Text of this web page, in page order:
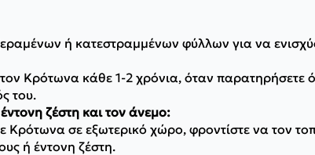
ή κατεστραμμένων φύλλων για να
Κρότωνα κάθε 1-2 χρόνια, όταν παρατηρήσετε
του.
ζέστη και τον άνεμο:
Κρότωνα σε εξωτερικό χώρο, φροντίστε να τον
ή έντονη ζέστη.